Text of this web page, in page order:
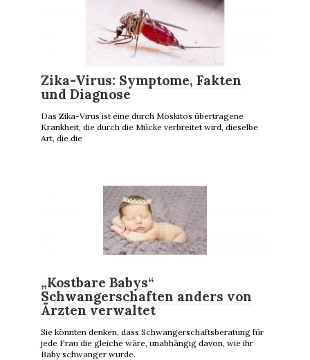
Zika-Virus: Symptome, Fakten
und Diagnose
Das Zika-Virus ist eine durch Moskitos übertragene
Krankheit, die durch die Mücke verbreitet wird, dieselbe
Art, die die
„Kostbare Babys“
Schwangerschaften anders von
Ärzten verwaltet
Sie könnten denken, dass Schwangerschaftsberatung für
jede Frau die gleiche wäre, unabhängig davon, wie ihr
Baby schwanger wurde.